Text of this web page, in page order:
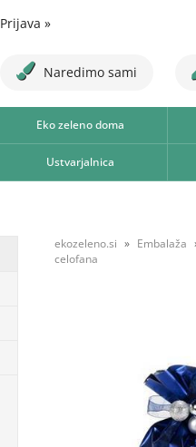
Prijava »
Naredimo sami
Eko zeleno doma
Ustvarjalnica
ekozeleno.si
Embalaža
celofana